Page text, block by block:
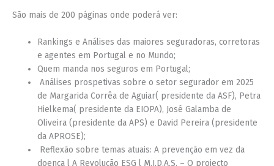
São mais de 200 páginas onde poderá ver:
Rankings e Análises das maiores seguradoras, corretoras
e agentes em Portugal e no Mundo;
Quem manda nos seguros em Portugal;
Análises prospetivas sobre o setor segurador em 2025
de Margarida Corrêa de Aguiar( presidente da ASF), Petra
Hielkema( presidente da EIOPA), José Galamba de
Oliveira (presidente da APS) e David Pereira (presidente
da APROSE);
Reflexão sobre temas atuais: A prevenção em vez da
doença l A Revolução ESG l M.I.D.A.S. – O projecto